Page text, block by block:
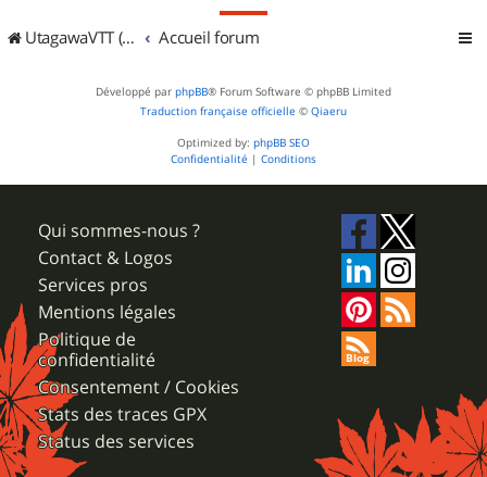
UtagawaVTT (Randos VTT et VTTAE avec traces GPS) Accueil forum
Développé par phpBB® Forum Software © phpBB Limited
Traduction française officielle © Qiaeru
Optimized by: phpBB SEO
Confidentialité | Conditions
Qui sommes-nous ?
Contact & Logos
Services pros
Mentions légales
Politique de
confidentialité
Consentement / Cookies
Stats des traces GPX
Status des services